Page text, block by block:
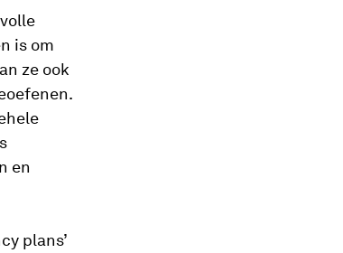
is om
ze ook
en
plans’